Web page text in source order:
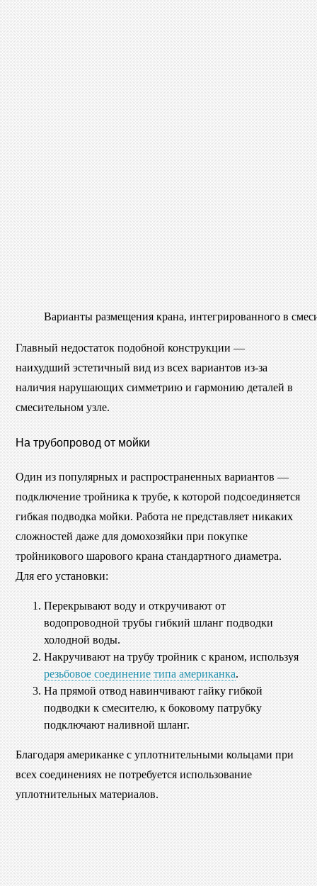
Варианты размещения крана, интегрированного в
Главный недостаток подобной конструкции —
наихудший эстетичный вид из всех вариантов из-за
наличия нарушающих симметрию и гармонию деталей в
смесительном узле.
На трубопровод от мойки
Один из популярных и распространенных вариантов —
подключение тройника к трубе, к которой подсоединяется
гибкая подводка мойки. Работа не представляет никаких
сложностей даже для домохозяйки при покупке
тройникового шарового крана стандартного диаметра.
Для его установки:
Перекрывают воду и откручивают от
водопроводной трубы гибкий шланг подводки
холодной воды.
Накручивают на трубу тройник с краном, используя
резьбовое соединение типа американка.
На прямой отвод навинчивают гайку гибкой
подводки к смесителю, к боковому патрубку
подключают наливной шланг.
Благодаря американке с уплотнительными кольцами при
всех соединениях не потребуется использование
уплотнительных материалов.